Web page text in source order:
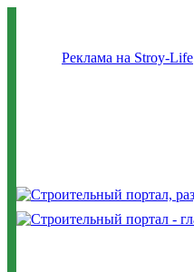
Реклама на Stroy-Life